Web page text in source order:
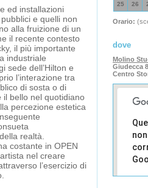
ed installazioni
e quelli non
alla fruizione di un
il recente contesto
il più importante
industriale
sede dell’Hilton e
l’interazione tra
di sosta o di
il bello nel quotidiano
percezione estetica
realtà.
costante in OPEN
nel creare
l’esercizio di
25 26
Orario:
dove
Molino
Giudecca
Centro